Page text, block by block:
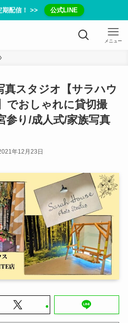
期配信！ >> 公式LINE
メニュー
真スタジオ【サラハウ
でおしゃれに貸切撮
参り/成人式/家族写真
年12月23日